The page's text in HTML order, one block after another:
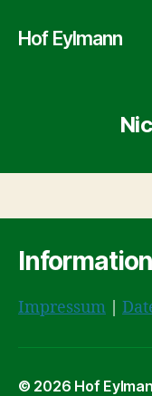
Hof Eylmann
Impressum
© 2026 Hof